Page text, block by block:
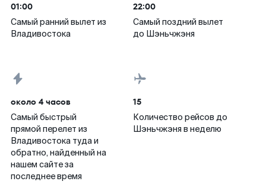
01:00
Самый ранний вылет из
Владивостока
22:00
Самый поздний вылет
до Шэньчжэня
около 4 часов
Самый быстрый
прямой перелет из
Владивостока туда и
обратно, найденный на
нашем сайте за
последнее время
15
Количество рейсов до
Шэньчжэня в неделю